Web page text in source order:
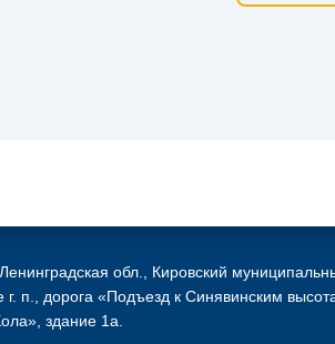
обл., Кировский
г. п., дорога «Подъезд к Синявинским
здание 1а.